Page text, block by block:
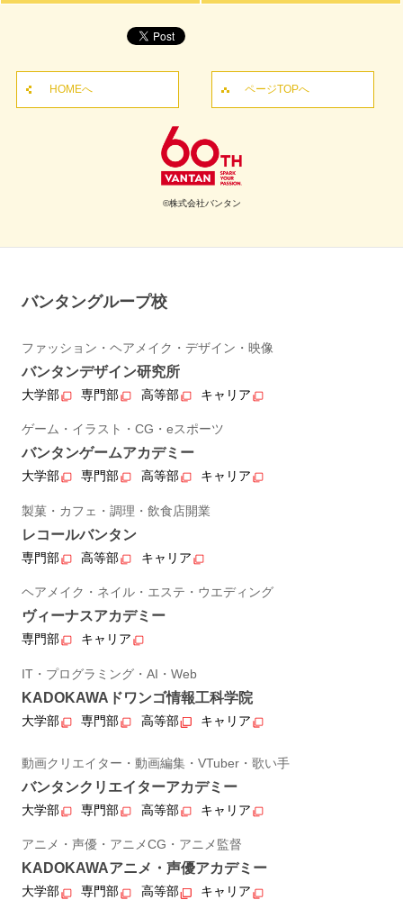
HOMEへ ページTOPへ
©株式会社バンタン
バンタングループ校
ファッション・ヘアメイク・デザイン・映像
バンタンデザイン研究所
大学部 専門部 高等部 キャリア
ゲーム・イラスト・CG・eスポーツ
バンタンゲームアカデミー
大学部 専門部 高等部 キャリア
製菓・カフェ・調理・飲食店開業
レコールバンタン
専門部 高等部 キャリア
ヘアメイク・ネイル・エステ・ウエディング
ヴィーナスアカデミー
専門部 キャリア
IT・プログラミング・AI・Web
KADOKAWAドワンゴ情報工科学院
大学部 専門部 高等部 キャリア
動画クリエイター・動画編集・VTuber・歌い手
バンタンクリエイターアカデミー
大学部 専門部 高等部 キャリア
アニメ・声優・アニメCG・アニメ監督
KADOKAWAアニメ・声優アカデミー
大学部 専門部 高等部 キャリア